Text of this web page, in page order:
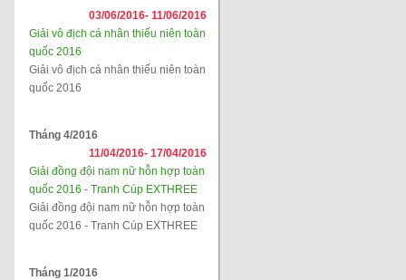
03/06/2016- 11/06/2016
Giải vô địch cá nhân thiếu niên toàn
quốc 2016
Giải vô địch cá nhân thiếu niên toàn
quốc 2016
Tháng 4/2016
11/04/2016- 17/04/2016
Giải đồng đội nam nữ hỗn hợp toàn
quốc 2016 - Tranh Cúp EXTHREE
Giải đồng đội nam nữ hỗn hợp toàn
quốc 2016 - Tranh Cúp EXTHREE
Tháng 1/2016